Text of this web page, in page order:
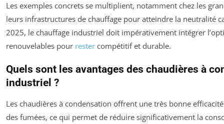
Les exemples concrets se multiplient, notamment chez les
leurs infrastructures de chauffage pour atteindre la neutralité
2025, le chauffage industriel doit impérativement intégrer
renouvelables pour rester compétitif et durable.
Quels sont les avantages des chaudières à
industriel ?
Les chaudières à condensation offrent une très bonne
des fumées, ce qui permet de réduire significativement la